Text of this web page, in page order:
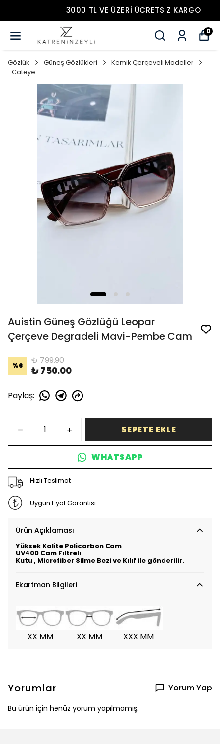
3000 TL VE ÜZERİ ÜCRETSİZ KARGO
0
Gözlük Güneş Gözlükleri
Kemik Çerçeveli Modeller
Cateye
Auistin Güneş Gözlüğü Leopar
Çerçeve Degradeli Mavi-Pembe Cam
%6 ₺ 799.90
₺ 750.00
Paylaş:
SEPETE EKLE
WHATSAPP
Hızlı Teslimat
Uygun Fiyat Garantisi
Ürün Açıklaması
Yüksek Kalite Policarbon Cam
UV400 Cam Filtreli
Kutu , Microfiber Silme Bezi ve Kılıf ile gönderilir.
Ekartman Bilgileri
XX MM XX MM XXX MM
Yorumlar Yorum Yap
Bu ürün için henüz yorum yapılmamış.